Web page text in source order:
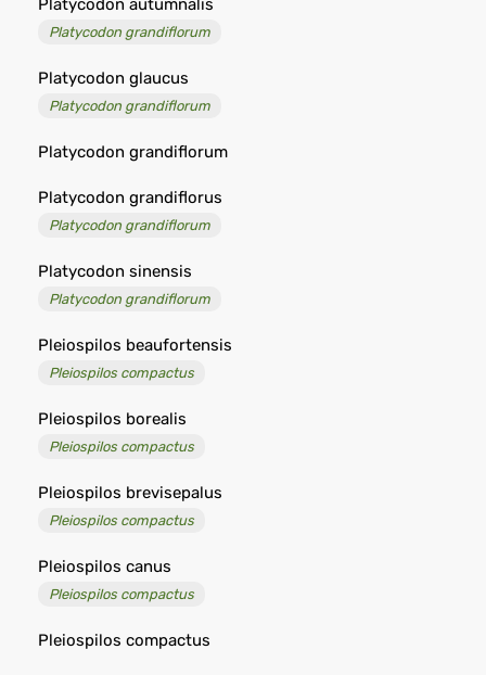
Platycodon autumnalis
Platycodon grandiflorum
Platycodon glaucus
Platycodon grandiflorum
Platycodon grandiflorum
Platycodon grandiflorus
Platycodon grandiflorum
Platycodon sinensis
Platycodon grandiflorum
Pleiospilos beaufortensis
Pleiospilos compactus
Pleiospilos borealis
Pleiospilos compactus
Pleiospilos brevisepalus
Pleiospilos compactus
Pleiospilos canus
Pleiospilos compactus
Pleiospilos compactus